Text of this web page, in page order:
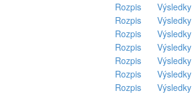
Rozpis
Výsledky
Rozpis
Výsledky
Rozpis
Výsledky
Rozpis
Výsledky
Rozpis
Výsledky
Rozpis
Výsledky
Rozpis
Výsledky